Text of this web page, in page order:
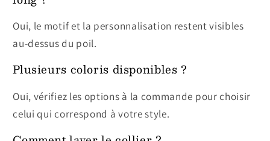
Oui, le motif et la personnalisation restent visibles
au-dessus du poil.
Plusieurs coloris disponibles ?
Oui, vérifiez les options à la commande pour choisir
celui qui correspond à votre style.